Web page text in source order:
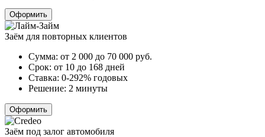
Оформить
Заём для повторных клиентов
Сумма: от 2 000 до 70 000 руб.
Срок: от 10 до 168 дней
Ставка: 0-292% годовых
Решение: 2 минуты
Оформить
Заём под залог автомобиля